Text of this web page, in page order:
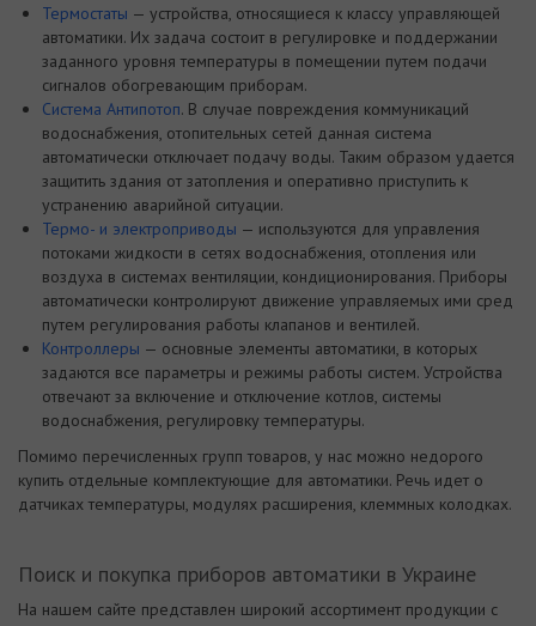
Термостаты — устройства, относящиеся к классу управляющей
автоматики. Их задача состоит в регулировке и поддержании
заданного уровня температуры в помещении путем подачи
сигналов обогревающим приборам.
Система Антипотоп. В случае повреждения коммуникаций
водоснабжения, отопительных сетей данная система
автоматически отключает подачу воды. Таким образом удается
защитить здания от затопления и оперативно приступить к
устранению аварийной ситуации.
Термо- и электроприводы — используются для управления
потоками жидкости в сетях водоснабжения, отопления или
воздуха в системах вентиляции, кондиционирования. Приборы
автоматически контролируют движение управляемых ими сред
путем регулирования работы клапанов и вентилей.
Контроллеры — основные элементы автоматики, в которых
задаются все параметры и режимы работы систем. Устройства
отвечают за включение и отключение котлов, системы
водоснабжения, регулировку температуры.
Помимо перечисленных групп товаров, у нас можно недорого
купить отдельные комплектующие для автоматики. Речь идет о
датчиках температуры, модулях расширения, клеммных колодках.
Поиск и покупка приборов автоматики в Украине
На нашем сайте представлен широкий ассортимент продукции с